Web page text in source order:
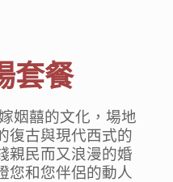
套餐
姻囍的文化，場地
復古與現代西式的
親民而又浪漫的婚
您和您伴侶的動人